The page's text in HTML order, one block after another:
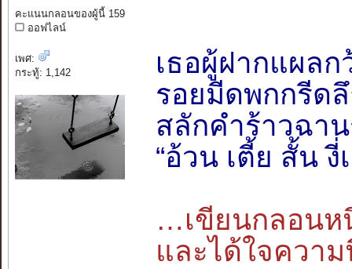
คะแนนกลอนของผู้นี้ 159
ออฟไลน์
เพศ:
กระทู้: 1,142
เธอผู้ฝากแผลก
รอยมีดพกกรีด
สลักคำร้าวฉา
“อ้วน เตี้ย สั้น
…เขียนกลอนห
และได้ใจควา